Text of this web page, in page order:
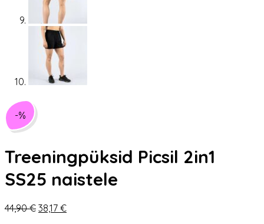
-%
Treeningpüksid Picsil 2in1
SS25 naistele
44,90€ Algne
38,17 €Praegune